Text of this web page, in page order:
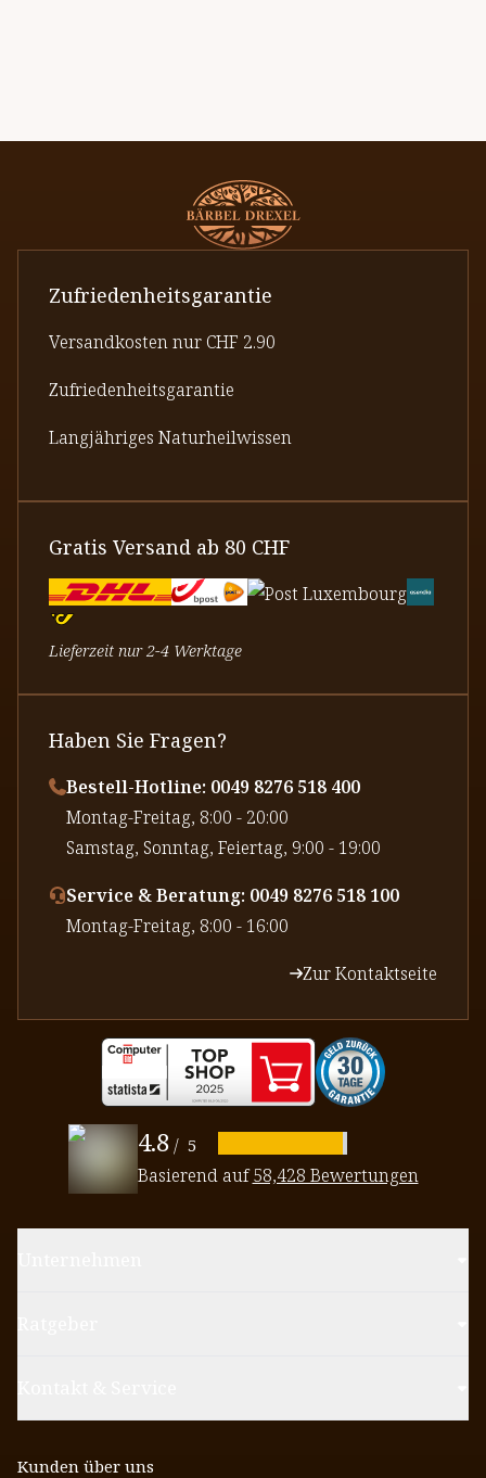
Zufriedenheitsgarantie
Versandkosten nur CHF 2.90
Zufriedenheitsgarantie
Langjähriges Naturheilwissen
Gratis Versand ab 80 CHF
Lieferzeit nur 2-4 Werktage
Haben Sie Fragen?
Bestell-Hotline: 0049 8276 518 400
⁠Montag-Freitag, 8:00 - 20:00
⁠Samstag, Sonntag, Feiertag, 9:00 - 19:00
Service & Beratung: 0049 8276 518 100
⁠Montag-Freitag, 8:00 - 16:00
Zur Kontaktseite
4.8 / 5
Basierend auf58,428 Bewertungen
Kunden über uns